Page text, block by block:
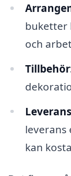
buketter
och
leverans
kan